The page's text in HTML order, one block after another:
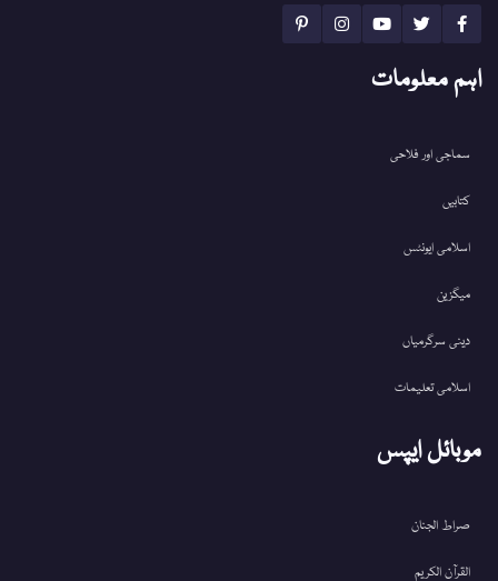
اہم معلومات
سماجی اور فلاحی
کتابیں
اسلامی ایونٹس
میگزین
دینی سرگرمیاں
اسلامی تعلیمات
موبائل ایپس
صراط الجنان
القرآن الکریم